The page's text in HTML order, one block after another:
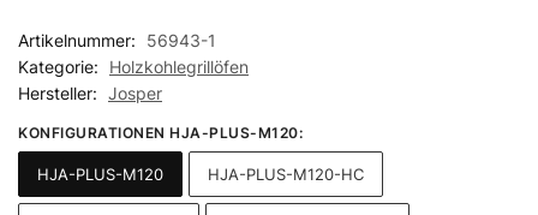
Artikelnummer:
56943-1
Kategorie:
Holzkohlegrillöfen
Hersteller: Josper
KONFIGURATIONEN HJA-PLUS-M120:
HJA-PLUS-M120 HJA-PLUS-M120-HC